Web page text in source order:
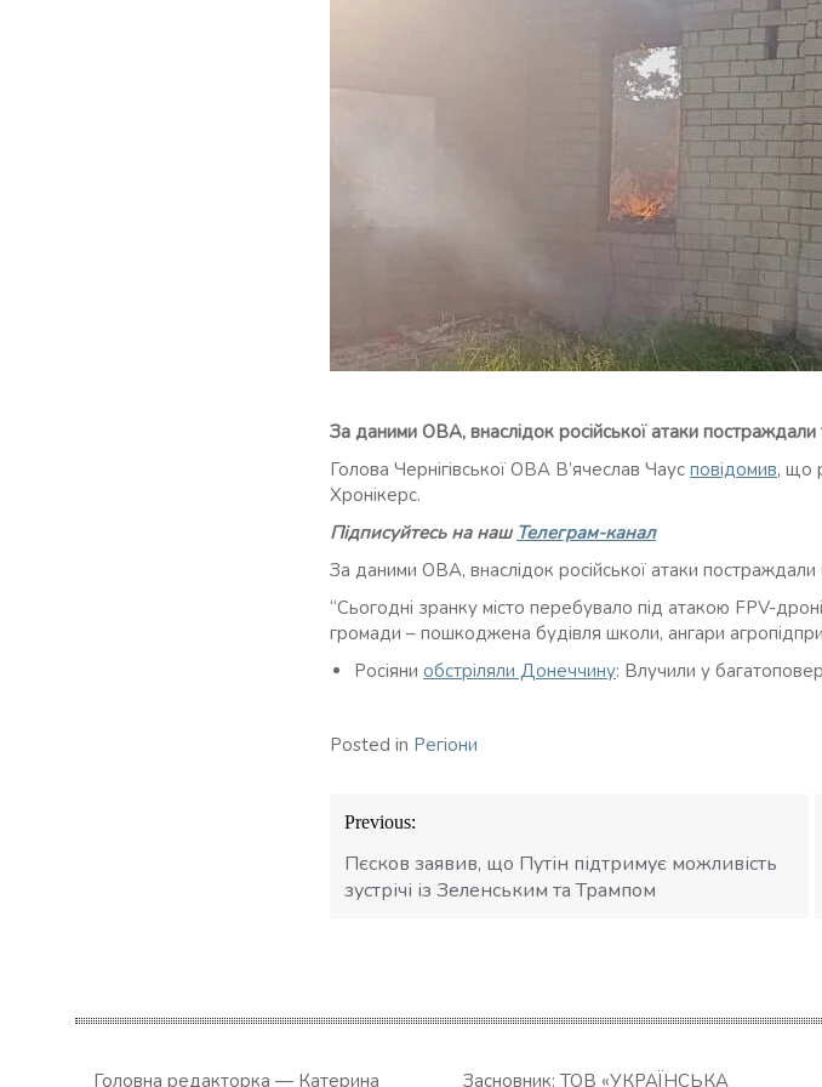
За даними ОВА, внаслідок російської атаки
Голова Чернігівської ОВА В’ячеслав Чаус повідомив, що
Хронікерс.
Підписуйтесь на наш Телеграм-канал
За даними ОВА, внаслідок російської атаки постраждали
“Сьогодні зранку місто перебувало під атакою FPV-
громади – пошкоджена будівля школи, ангари
Росіяни обстріляли Донеччину: Влучили у
Posted in Регіони
Навігація
записів
Previous:
Пєсков заявив, що Путін підтримує можливість
зустрічі із Зеленським та Трампом
Головна редакторка — Катерина Засновник: ТОВ «УКРАЇНСЬКА